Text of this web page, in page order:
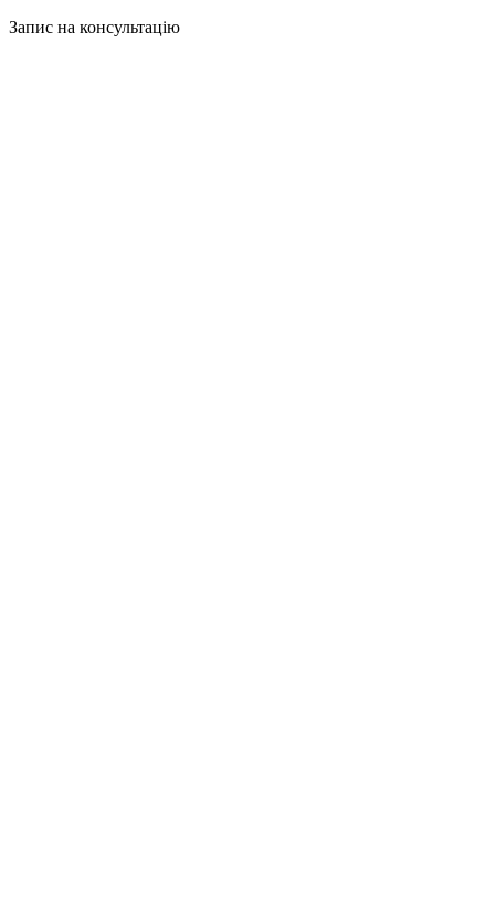
Запис на консультацію